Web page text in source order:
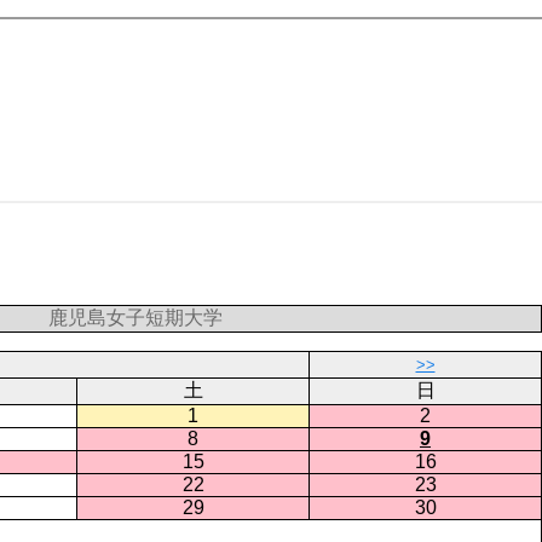
鹿児島女子短期大学
>>
土
日
1
2
8
9
15
16
22
23
29
30